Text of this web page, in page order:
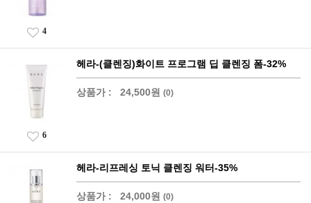
4
헤라-(클렌징)화이트 프로그램 딥 클렌징 폼-32%
상품가 : 24,500원 (0)
6
헤라-리프레싱 토닉 클렌징 워터-35%
상품가 : 24,000원 (0)